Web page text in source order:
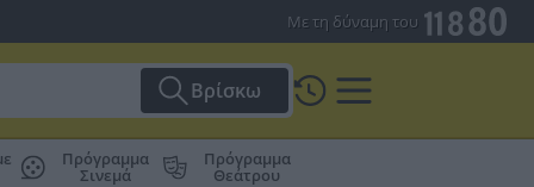
Με τη δύναμη του
Βρίσκω
Πρόγραμμα
Σινεμά
Πρόγραμμα
Θεάτρου